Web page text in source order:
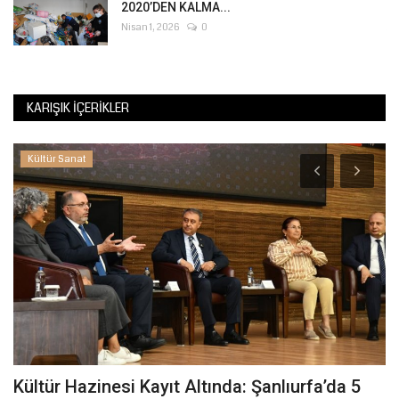
2020’DEN KALMA...
Nisan 1, 2026 0
KARIŞIK İÇERIKLER
Kültür Sanat
Kültür Hazinesi Kayıt Altında: Şanlıurfa’da 5